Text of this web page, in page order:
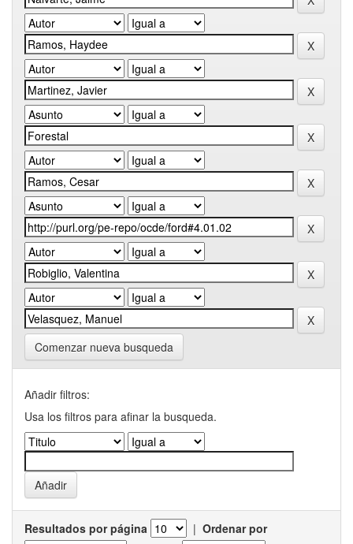
Comenzar nueva busqueda
Añadir filtros:
Usa los filtros para afinar la busqueda.
Resultados por página | Ordenar por